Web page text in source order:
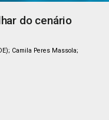
do cenário
Camila Peres Massola;